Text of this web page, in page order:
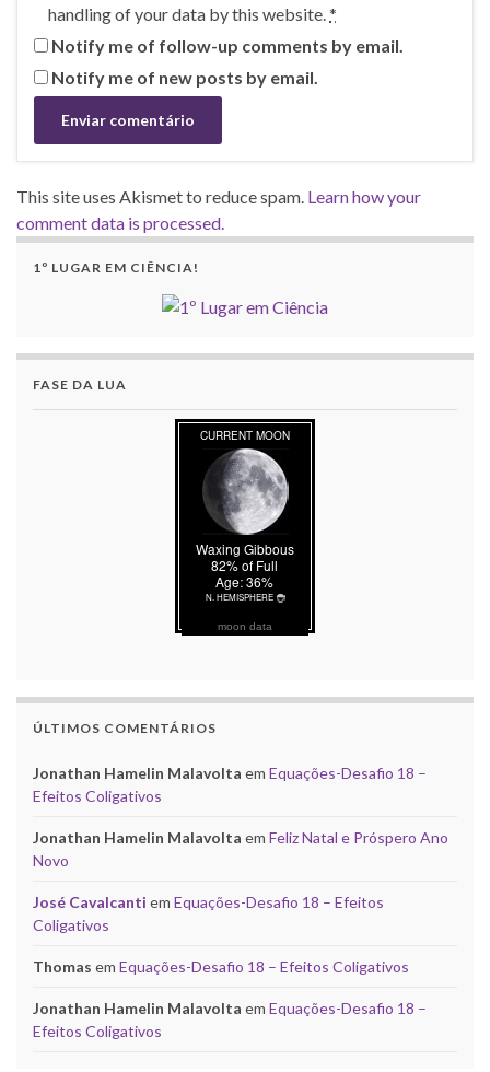
handling of your data by this website.*
Notify me of follow-up comments by email.
Notify me of new posts by email.
This site uses Akismet to reduce spam. Learn how your
comment data is processed.
1º LUGAR EM CIÊNCIA!
FASE DA LUA
moon data
ÚLTIMOS COMENTÁRIOS
Jonathan Hamelin Malavolta em Equações-Desafio 18 –
Efeitos Coligativos
Jonathan Hamelin Malavolta em Feliz Natal e Próspero Ano
Novo
José Cavalcanti em Equações-Desafio 18 – Efeitos
Coligativos
Thomas em Equações-Desafio 18 – Efeitos Coligativos
Jonathan Hamelin Malavolta em Equações-Desafio 18 –
Efeitos Coligativos